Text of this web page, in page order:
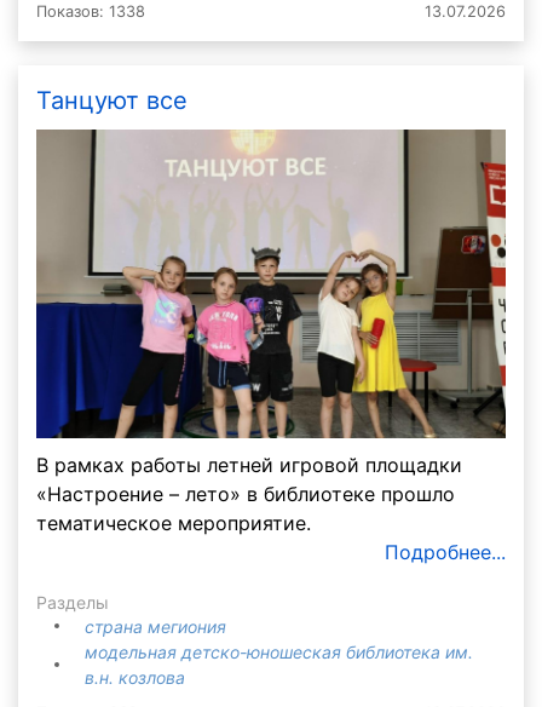
Показов: 1338 13.07.2026
Танцуют все
В рамках работы летней игровой площадки
«Настроение – лето» в библиотеке прошло
тематическое мероприятие.
Подробнее...
Разделы
страна мегиония
модельная детско-юношеская библиотека им.
в.н. козлова